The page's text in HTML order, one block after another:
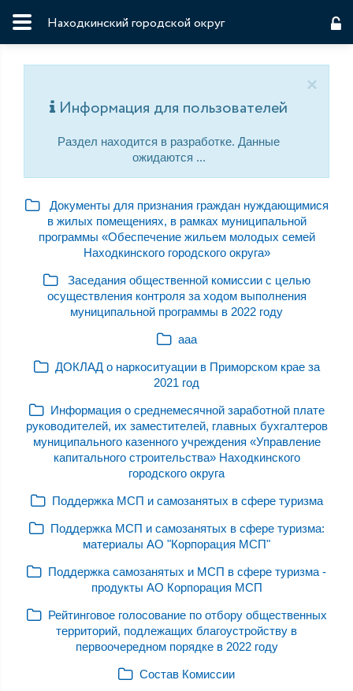
Находкинский городской округ
×
Информация для пользователей
Раздел находится в разработке. Данные
ожидаются ...
Документы для признания граждан нуждающимися
в жилых помещениях, в рамках муниципальной
программы «Обеспечение жильем молодых семей
Находкинского городского округа»
Заседания общественной комиссии с целью
осуществления контроля за ходом выполнения
муниципальной программы в 2022 году
ааа
ДОКЛАД о наркоситуации в Приморском крае за
2021 год
Информация о среднемесячной заработной плате
руководителей, их заместителей, главных бухгалтеров
муниципального казенного учреждения «Управление
капитального строительства» Находкинского
городского округа
Поддержка МСП и самозанятых в сфере туризма
Поддержка МСП и самозанятых в сфере туризма:
материалы АО "Корпорация МСП"
Поддержка самозанятых и МСП в сфере туризма -
продукты АО Корпорация МСП
Рейтинговое голосование по отбору общественных
территорий, подлежащих благоустройству в
первоочередном порядке в 2022 году
Состав Комиссии